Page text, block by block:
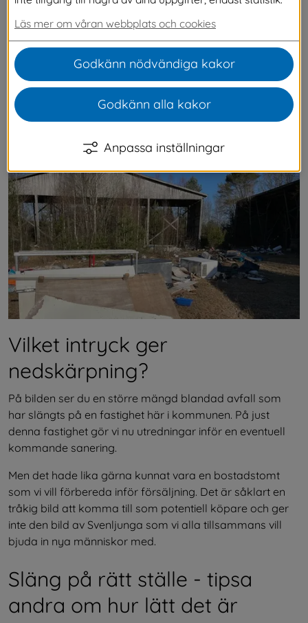
ned. Trots det hamnar ändå en hel del skräp
större mängder på lediga tomter eller
småskräp på gator och i parker. Vi städar på
gator, torg, parker och andra allmänna platser
som vi ansvarar för. Städningen innebär
Vilket intryck ger
nedskärpning?
På bilden ser du en större mängd blandad avfall som
har slängts på en fastighet här i kommunen. På just
denna fastighet gör vi nu utredningar inför en eventuell
kommande sanering.
Men det hade lika gärna kunnat vara en bostadstomt
som vi vill förbereda inför försäljning. Det är såklart en
tråkig bild att komma till som potentiell köpare och ger
inte den bild av Svenljunga som vi alla tillsammans vill
bjuda in nya människor med.
Släng på rätt ställe - tipsa
andra om hur lätt det är
Läs mer om våran webbplats och cookies
Godkänn nödvändiga kakor
Godkänn alla kakor
Anpassa inställningar